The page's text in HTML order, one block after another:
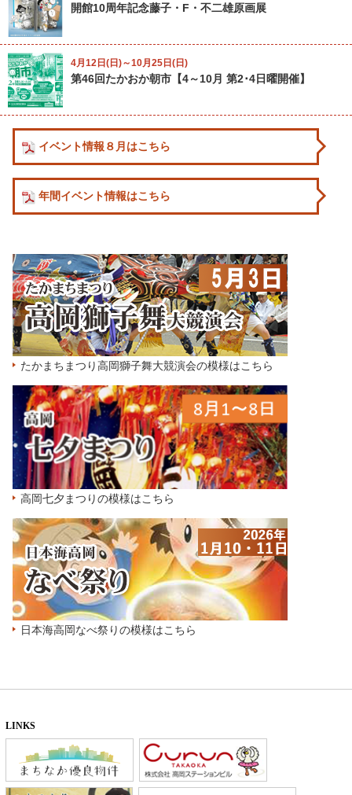
開館10周年記念藤子・F・不二雄原画展
4月12日(日)～10月25日(日)
第46回たかおか朝市【4～10月 第2･4日曜開催】
イベント情報８月はこちら
年間イベント情報はこちら
たかまちまつり高岡獅子舞大競演会の模様はこちら
高岡七夕まつりの模様はこちら
日本海高岡なべ祭りの模様はこちら
LINKS